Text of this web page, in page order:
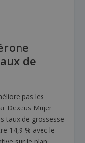
de
pas les
Dexeus Mujer
taux de grossesse
14,9 % avec le